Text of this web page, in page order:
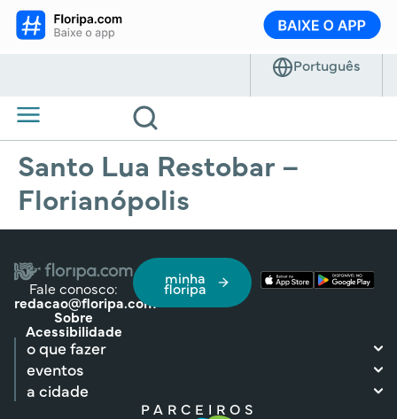
Santo Lua Restobar –
Florianópolis
Fale conosco:
redacao@floripa.com
Sobre
Acessibilidade
minha
floripa
o que fazer
eventos
a cidade
PARCEIROS